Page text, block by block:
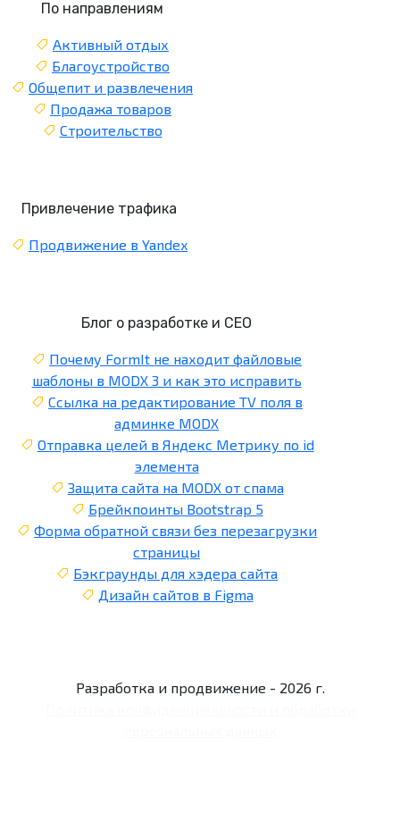
По направлениям
Активный отдых
Благоустройство
Общепит и развлечения
Продажа товаров
Строительство
Привлечение трафика
Продвижение в Yandex
Блог о разработке и СЕО
Почему FormIt не находит файловые
шаблоны в MODX 3 и как это исправить
Ссылка на редактирование TV поля в
админке MODX
Отправка целей в Яндекс Метрику по id
элемента
Защита сайта на MODX от спама
Брейкпоинты Bootstrap 5
Форма обратной связи без перезагрузки
страницы
Бэкграунды для хэдера сайта
Дизайн сайтов в Figma
Разработка и продвижение - 2026 г.